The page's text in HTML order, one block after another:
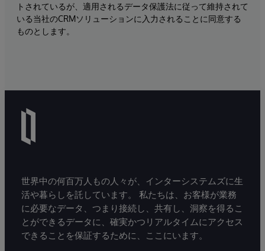
トされているが、適用されるデータ保護法に従って維持されて
いる当社のCRMソリューションに入力されることに同意する
ものとします。
世界中の何百万人もの人々が、インターシステムズに生
活や暮らしを託しています。 私たちは、お客様が業務
に必要なデータ、つまり接続し、共有し、洞察を得るこ
とができるデータに、確実かつリアルタイムにアクセス
できることを保証するために、ここにいます。